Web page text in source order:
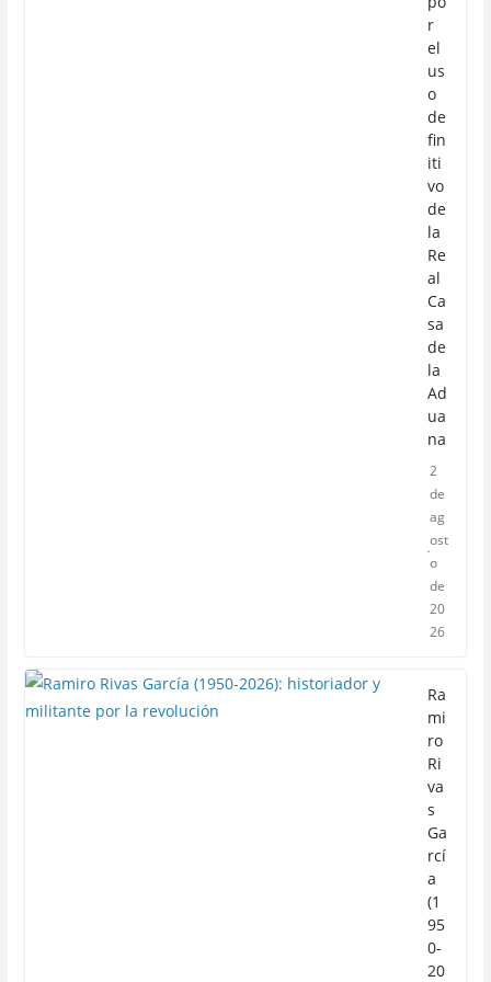
r
el
us
o
de
fin
iti
vo
de
la
Re
al
Ca
sa
de
la
Ad
ua
na
2
de
ag
ost
o
de
20
26
Ra
mi
ro
Ri
va
s
Ga
rcí
a
(1
95
0-
20